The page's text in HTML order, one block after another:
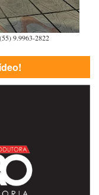
9.9963-2822